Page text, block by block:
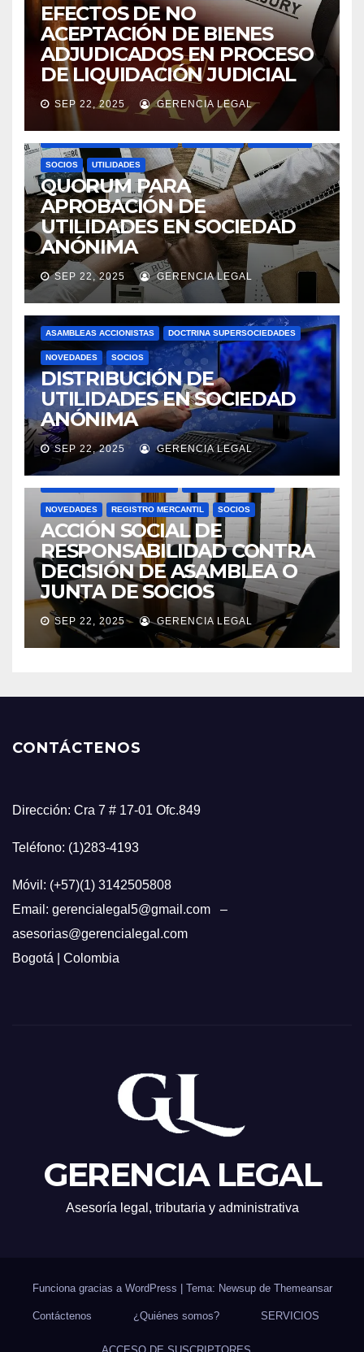
EFECTOS DE NO
ACEPTACIÓN DE BIENES
ADJUDICADOS EN PROCESO
DE LIQUIDACIÓN JUDICIAL
SEP 22, 2025 GERENCIA LEGAL
ASAMBLEAS ACCIONISTAS DIVIDENDOS
SOCIOS UTILIDADES
QUORUM PARA
APROBACIÓN DE
UTILIDADES EN SOCIEDAD
ANÓNIMA
SEP 22, 2025 GERENCIA LEGAL
ASAMBLEAS ACCIONISTAS DOCTRINA SUPERSOCIEDADES
NOVEDADES SOCIOS
DISTRIBUCIÓN DE
UTILIDADES EN SOCIEDAD
ANÓNIMA
SEP 22, 2025 GERENCIA LEGAL
ACTAS ASAMBLEAS ACCIONISTAS
NOVEDADES REGISTRO MERCANTIL SOCIOS
ACCIÓN SOCIAL DE
RESPONSABILIDAD CONTRA
DECISIÓN DE ASAMBLEA O
JUNTA DE SOCIOS
SEP 22, 2025 GERENCIA LEGAL
CONTÁCTENOS
Dirección: Cra 7 # 17-01 Ofc.849
Teléfono: (1)283-4193
Móvil: (+57)(1) 3142505808
Email: gerencialegal5@gmail.com –
asesorias@gerencialegal.com
Bogotá | Colombia
GERENCIA LEGAL
Asesoría legal, tributaria y administrativa
Funciona gracias a WordPress | Tema: Newsup de Themeansar
Contáctenos ¿Quiénes somos? SERVICIOS